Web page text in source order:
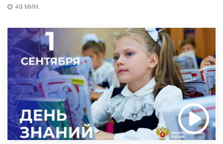
49 МИН.